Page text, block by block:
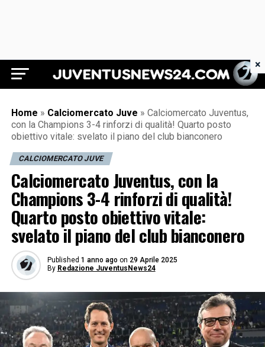
Juventus News 24
Home » Calciomercato Juve » Calciomercato Juventus,
con la Champions 3-4 rinforzi di qualità! Quarto posto
obiettivo vitale: svelato il piano del club bianconero
CALCIOMERCATO JUVE
Calciomercato Juventus, con la
Champions 3-4 rinforzi di qualità!
Quarto posto obiettivo vitale:
svelato il piano del club bianconero
Published 1 anno ago on 29 Aprile 2025
By Redazione JuventusNews24
×